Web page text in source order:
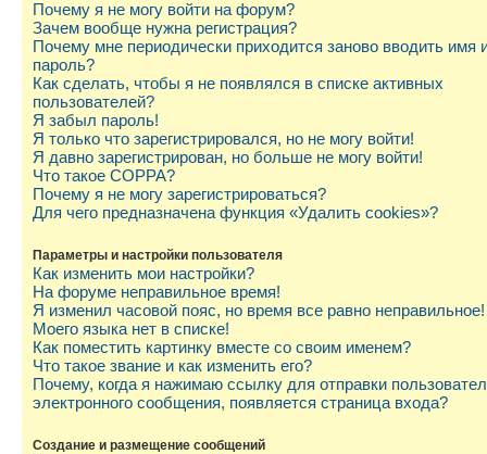
Почему я не могу войти на форум?
Зачем вообще нужна регистрация?
Почему мне периодически приходится заново вводить имя
пароль?
Как сделать, чтобы я не появлялся в списке активных
пользователей?
Я забыл пароль!
Я только что зарегистрировался, но не могу войти!
Я давно зарегистрирован, но больше не могу войти!
Что такое COPPA?
Почему я не могу зарегистрироваться?
Для чего предназначена функция «Удалить cookies»?
Параметры и настройки пользователя
Как изменить мои настройки?
На форуме неправильное время!
Я изменил часовой пояс, но время все равно неправильное!
Моего языка нет в списке!
Как поместить картинку вместе со своим именем?
Что такое звание и как изменить его?
Почему, когда я нажимаю ссылку для отправки
электронного сообщения, появляется страница входа?
Создание и размещение сообщений